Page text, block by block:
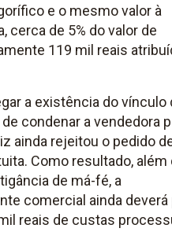
e o mesmo valor à
cerca de 5% do valor de
119 mil reais
a existência do vínculo
condenar a vendedora
ainda rejeitou o pedido
Como resultado, além
de má-fé, a
comercial ainda deverá
reais de custas